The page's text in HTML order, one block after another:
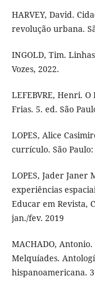
HARVEY, David.
revolução urbana.
INGOLD, Tim.
Vozes, 2022.
LEFEBVRE, Henri.
Frias. 5. ed. São
LOPES, Alice
currículo. São Paulo:
LOPES, Jader Janer
experiências
Educar em Revista,
jan./fev. 2019
MACHADO,
Melquíades.
hispanoamericana.